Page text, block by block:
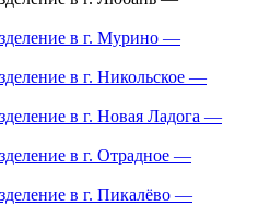
в г. Мурино —
в г. Никольское —
в г. Новая Ладога —
в г. Отрадное —
в г. Пикалёво —